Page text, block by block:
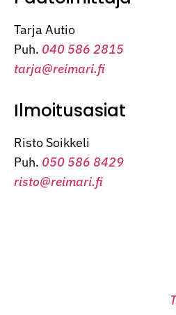
Tarja Autio
Puh. 040 586 2815
tarja@reimari.fi
Ilmoitusasiat
Risto Soikkeli
Puh. 050 586 8429
risto@reimari.fi